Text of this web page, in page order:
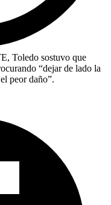
Toledo sostuvo que
“dejar de lado la
peor daño”.